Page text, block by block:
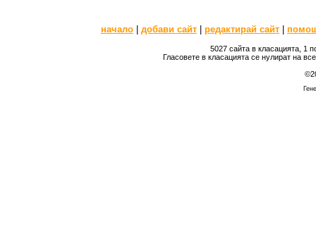
начало | добави сайт | редактирай сайт |
5027 сайта в класацията, 1
Гласовете в класацията се нулират на